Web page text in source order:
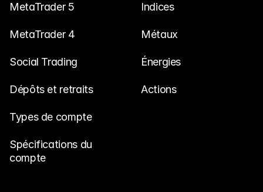
MetaTrader 5
MetaTrader 4
Social Trading
Dépôts et retraits
Types de compte
Spécifications du
compte
Indices
Métaux
Énergies
Actions